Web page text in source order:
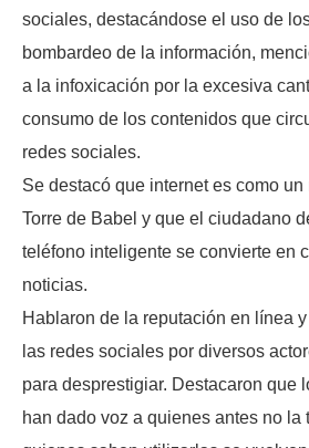
sociales, destacándose el uso de
bombardeo de la información,
a la infoxicación por la excesiva
consumo de los contenidos que
redes sociales.
Se destacó que internet es como
Torre de Babel y que el ciudadano
teléfono inteligente se convierte en
noticias.
Hablaron de la reputación en línea
las redes sociales por diversos
para desprestigiar. Destacaron que
han dado voz a quienes antes no la